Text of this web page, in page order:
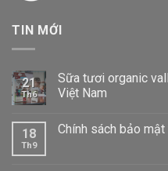
TIN MỚI
21
Th6
Sữa tươi organic
Việt Nam
18
Th9
Chính sách bảo